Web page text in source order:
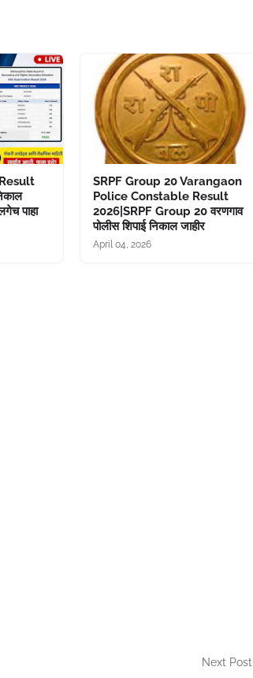
पाहा
SRPF Group 20 Varangaon
Police Constable Result
2026|SRPF Group 20 वरणगाव
पोलीस शिपाई निकाल जाहीर
April 04, 2026
Next Post